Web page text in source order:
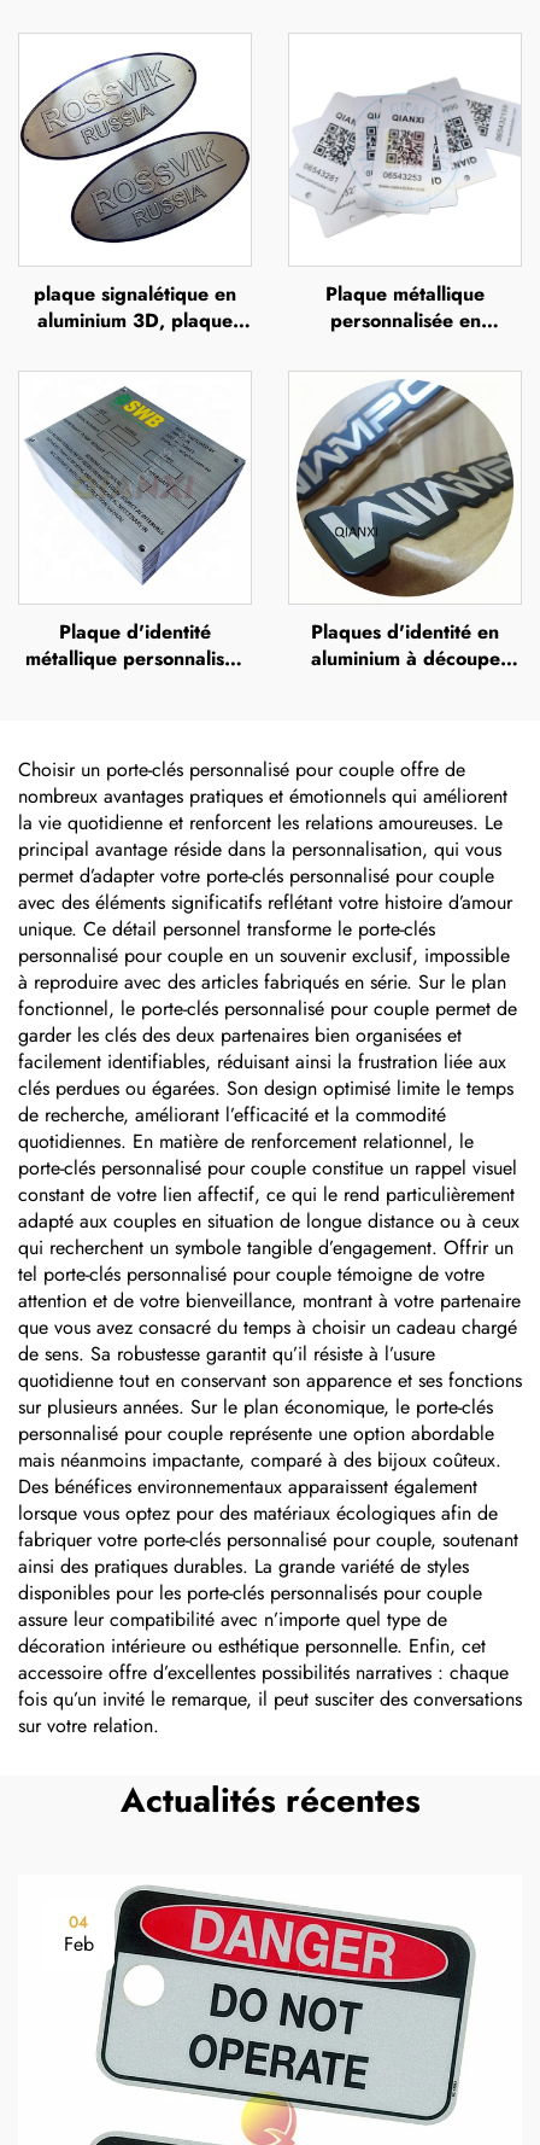
plaque signalétique en
aluminium 3D, plaque
inoxydable, étiquette
métallique avec logo en
relief
Plaque métallique
personnalisée en
numéros de série gravés,
impression UV,
sérigraphie ou impression
offset, plaque métallique
en relief portant le nom
de la marque
Plaque d'identité
métallique personnalisée
plaque d'identité avec
logo
Plaques d'identité en
aluminium à découpe
Choisir un porte-clés personnalisé pour couple offre de
nombreux avantages pratiques et émotionnels qui améliorent
la vie quotidienne et renforcent les relations amoureuses. Le
principal avantage réside dans la personnalisation, qui vous
permet d’adapter votre porte-clés personnalisé pour couple
avec des éléments significatifs reflétant votre histoire d’amour
unique. Ce détail personnel transforme le porte-clés
personnalisé pour couple en un souvenir exclusif, impossible
à reproduire avec des articles fabriqués en série. Sur le plan
fonctionnel, le porte-clés personnalisé pour couple permet de
garder les clés des deux partenaires bien organisées et
facilement identifiables, réduisant ainsi la frustration liée aux
clés perdues ou égarées. Son design optimisé limite le temps
de recherche, améliorant l’efficacité et la commodité
quotidiennes. En matière de renforcement relationnel, le
porte-clés personnalisé pour couple constitue un rappel visuel
constant de votre lien affectif, ce qui le rend particulièrement
adapté aux couples en situation de longue distance ou à ceux
qui recherchent un symbole tangible d’engagement. Offrir un
tel porte-clés personnalisé pour couple témoigne de votre
attention et de votre bienveillance, montrant à votre partenaire
que vous avez consacré du temps à choisir un cadeau chargé
de sens. Sa robustesse garantit qu’il résiste à l’usure
quotidienne tout en conservant son apparence et ses fonctions
sur plusieurs années. Sur le plan économique, le porte-clés
personnalisé pour couple représente une option abordable
mais néanmoins impactante, comparé à des bijoux coûteux.
Des bénéfices environnementaux apparaissent également
lorsque vous optez pour des matériaux écologiques afin de
fabriquer votre porte-clés personnalisé pour couple, soutenant
ainsi des pratiques durables. La grande variété de styles
disponibles pour les porte-clés personnalisés pour couple
assure leur compatibilité avec n’importe quel type de
décoration intérieure ou esthétique personnelle. Enfin, cet
accessoire offre d’excellentes possibilités narratives : chaque
fois qu’un invité le remarque, il peut susciter des conversations
sur votre relation.
Actualités récentes
04
Feb